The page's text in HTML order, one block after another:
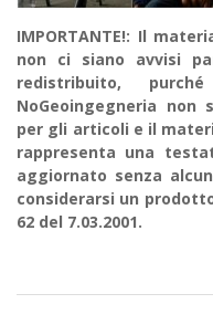
IMPORTANTE!: Il
non ci siano avvisi
redistribuito,
NoGeoingegneria non
per gli articoli e il
rappresenta una
aggiornato senza
considerarsi un
62 del 7.03.2001.